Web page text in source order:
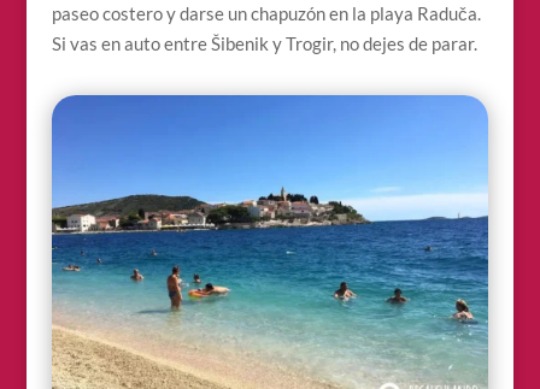
paseo costero y darse un chapuzón en la playa Raduča.
Si vas en auto entre Šibenik y Trogir, no dejes de parar.